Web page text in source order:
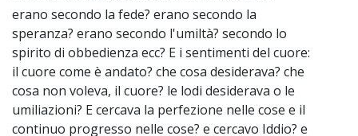
erano secondo la fede? erano secondo la
speranza? erano secondo l'umiltà? secondo lo
spirito di obbedienza ecc? E i sentimenti del cuore:
il cuore come è andato? che cosa desiderava? che
cosa non voleva, il cuore? le lodi desiderava o le
umiliazioni? E cercava la perfezione nelle cose e il
continuo progresso nelle cose? e cercavo Iddio? e